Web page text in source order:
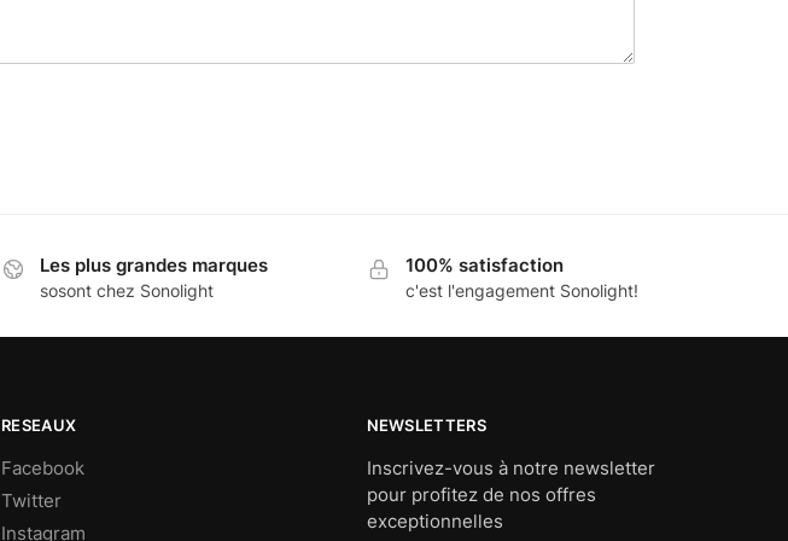
Les plus grandes marques
sosont chez Sonolight
100% satisfaction
c'est l'engagement Sonolight!
RESEAUX
Facebook
Twitter
Instagram
NEWSLETTERS
Inscrivez-vous à notre newsletter
pour profitez de nos offres
exceptionnelles